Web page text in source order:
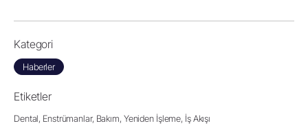
Kategori
Haberler
Etiketler
Dental, Enstrümanlar, Bakım, Yeniden İşleme, İş Akışı